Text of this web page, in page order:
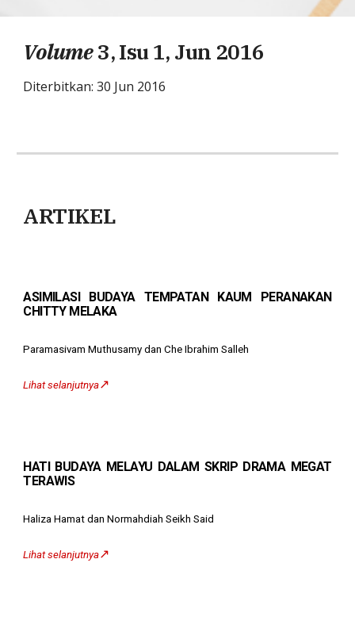
Volume3, Isu 1, Jun 2016
Diterbitkan: 30 Jun 2016
ARTIKEL
ASIMILASI BUDAYA TEMPATAN KAUM PERANAKAN
CHITTY MELAKA
Paramasivam Muthusamy dan Che Ibrahim Salleh
Lihat selanjutnya↗️
HATI BUDAYA MELAYU DALAM SKRIP DRAMA MEGAT
TERAWIS
Haliza Hamat dan Normahdiah Seikh Said
Lihat selanjutnya↗️